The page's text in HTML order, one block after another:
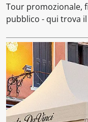
Tour promozionale,
pubblico - qui trova